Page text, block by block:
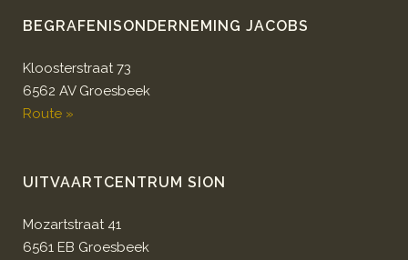
BEGRAFENISONDERNEMING JACOBS
Kloosterstraat 73
6562 AV Groesbeek
Route »
UITVAARTCENTRUM SION
Mozartstraat 41
6561 EB Groesbeek